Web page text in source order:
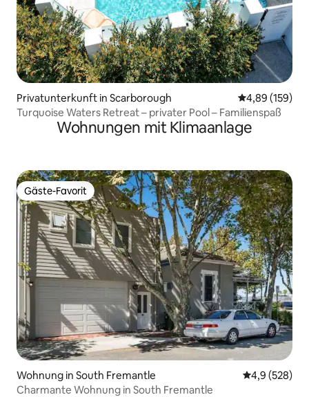
Privatunterkunft in Scarborough
4,89 (159)
Turquoise Waters Retreat – privater Pool – Familienspaß
Wohnungen mit Klimaanlage
Gäste-Favorit
Gäste-Favorit
Wohnung in South Fremantle
4,9 (528)
Charmante Wohnung in South Fremantle